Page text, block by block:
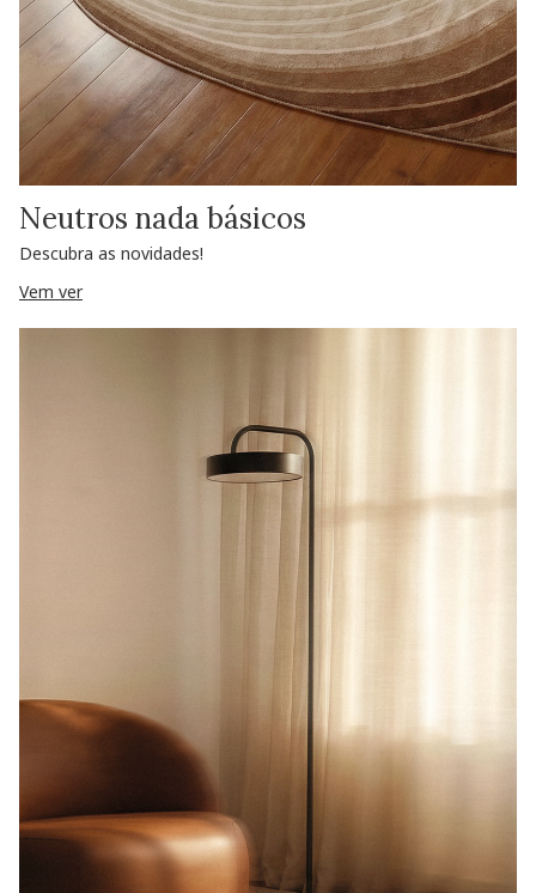
Neutros nada básicos
Descubra as novidades!
Vem ver